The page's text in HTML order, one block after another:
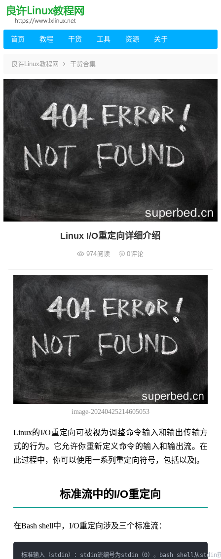
首页 教程 干货 工具 资源 关于
良许Linux教程网 干货合集
Linux I/O重定向详细介绍
974阅读 0评论
image-20240425214605053
Linux的I/O重定向可被视为调整命令输入和输出传输方
式的行为。它允许你重新定义命令的输入和输出流。在
此过程中，你可以使用一系列重定向符号，包括以及|。
标准流中的I/O重定向
在Bash shell中，I/O重定向涉及三个标准流：
标准输入（stdin）：stdin流编号为stdin（0）。bash shell从stdin获